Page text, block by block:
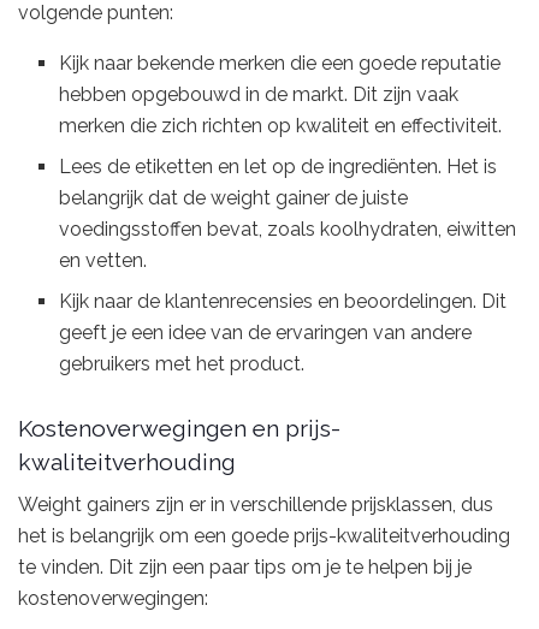
volgende punten:
Kijk naar bekende merken die een goede reputatie
hebben opgebouwd in de markt. Dit zijn vaak
merken die zich richten op kwaliteit en effectiviteit.
Lees de etiketten en let op de ingrediënten. Het is
belangrijk dat de weight gainer de juiste
voedingsstoffen bevat, zoals koolhydraten, eiwitten
en vetten.
Kijk naar de klantenrecensies en beoordelingen. Dit
geeft je een idee van de ervaringen van andere
gebruikers met het product.
Kostenoverwegingen en prijs-
kwaliteitverhouding
Weight gainers zijn er in verschillende prijsklassen, dus
het is belangrijk om een goede prijs-kwaliteitverhouding
te vinden. Dit zijn een paar tips om je te helpen bij je
kostenoverwegingen: